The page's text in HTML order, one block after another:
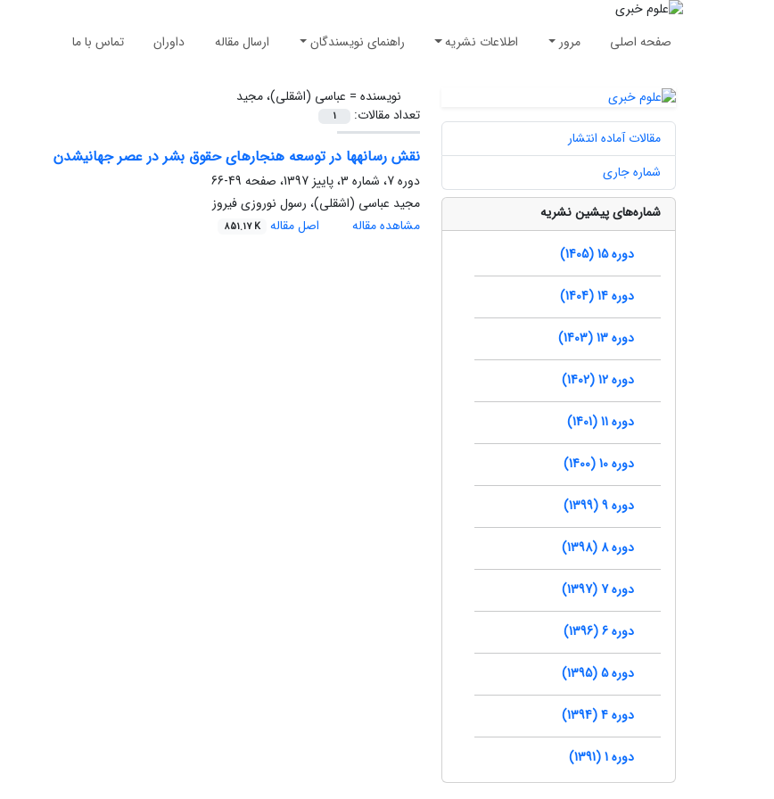
صفحه اصلی مرور اطلاعات نشریه راهنمای نویسندگان ارسال مقاله داوران تماس با ما
نویسنده = عباسی (اشقلی)، مجید
تعداد مقالات:
1
نقش رسانه‎ها در توسعه هنجارهای حقوق بشر در عصر جهانی‎شدن
دوره 7، شماره 3، پاییز 1397، صفحه
49-66
مجید عباسی (اشقلی)، رسول نوروزی فیروز
مشاهده مقاله
اصل مقاله 851.17 K
مقالات آماده انتشار
شماره جاری
شماره‌های پیشین نشریه
دوره 15 (1405)
دوره 14 (1404)
دوره 13 (1403)
دوره 12 (1402)
دوره 11 (1401)
دوره 10 (1400)
دوره 9 (1399)
دوره 8 (1398)
دوره 7 (1397)
دوره 6 (1396)
دوره 5 (1395)
دوره 4 (1394)
دوره 1 (1391)